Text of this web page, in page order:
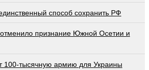
способ сохранить РФ
признание Южной Осетии и
100-тысячную армию для Украины